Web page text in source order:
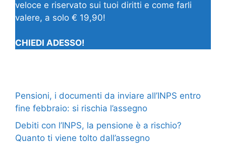
veloce e riservato sui tuoi diritti e come farli
valere, a solo € 19,90!
CHIEDI ADESSO!
Pensioni, i documenti da inviare all’INPS entro
fine febbraio: si rischia l’assegno
Debiti con l’INPS, la pensione è a rischio?
Quanto ti viene tolto dall’assegno